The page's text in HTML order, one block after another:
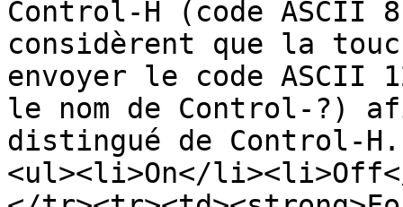
Control-H (code ASCII
considèrent que la
envoyer le code ASCII
le nom de Control-?)
distingué de Control-
<ul><li>On</